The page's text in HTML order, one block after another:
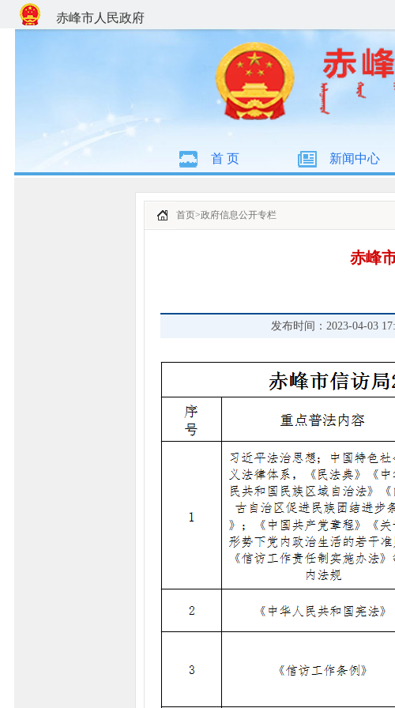
赤峰市人民政府
首 页 新闻中心
首页>政府信息公开专栏
赤峰
发布时间：2023-04-03